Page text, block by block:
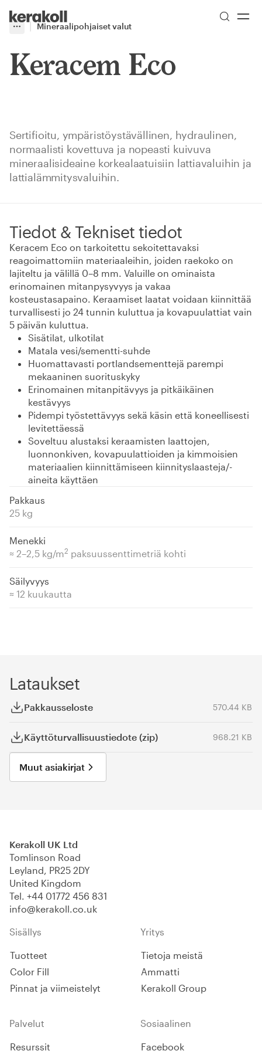
Go to Homepage
More
Toggle menu
Mineraalipohjaiset valut
Keracem Eco
Sertifioitu, ympäristöystävällinen, hydraulinen,
normaalisti kovettuva ja nopeasti kuivuva
mineraalisideaine korkealaatuisiin lattiavaluihin ja
lattialämmitysvaluihin.
Tiedot & Tekniset tiedot
Keracem Eco on tarkoitettu sekoitettavaksi
reagoimattomiin materiaaleihin, joiden raekoko on
lajiteltu ja välillä 0–8 mm. Valuille on ominaista
erinomainen mitanpysyvyys ja vakaa
kosteustasapaino. Keraamiset laatat voidaan kiinnittää
turvallisesti jo 24 tunnin kuluttua ja kovapuulattiat vain
5 päivän kuluttua.
Sisätilat, ulkotilat
Matala vesi/sementti-suhde
Huomattavasti portlandsementtejä parempi
mekaaninen suorituskyky
Erinomainen mitanpitävyys ja pitkäikäinen
kestävyys
Pidempi työstettävyys sekä käsin että koneellisesti
levitettäessä
Soveltuu alustaksi keraamisten laattojen,
luonnonkiven, kovapuulattioiden ja kimmoisien
materiaalien kiinnittämiseen kiinnityslaasteja/-
aineita käyttäen
Pakkaus
25 kg
Menekki
≈ 2–2,5 kg/m2 paksuussenttimetriä kohti
Säilyvyys
≈ 12 kuukautta
Lataukset
Pakkausseloste 570.44 KB
Käyttöturvallisuustiedote (zip) 968.21 KB
Muut asiakirjat
Kerakoll UK Ltd
Tomlinson Road
Leyland, PR25 2DY
United Kingdom
Tel. +44 01772 456 831
info@kerakoll.co.uk
Sisällys
Tuotteet
Color Fill
Pinnat ja viimeistelyt
Yritys
Tietoja meistä
Ammatti
Kerakoll Group
Palvelut
Resurssit
Sosiaalinen
Facebook